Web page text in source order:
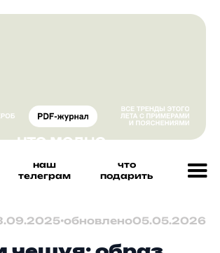
наш
телеграм
что
подарить
•обновлено05.05.2026